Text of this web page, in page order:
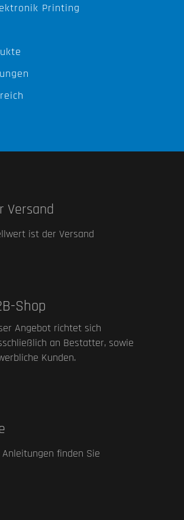
Printing
Versand
ist der Versand
Shop
Angebot richtet sich
an Bestatter, sowie
Kunden.
Anleitungen finden Sie